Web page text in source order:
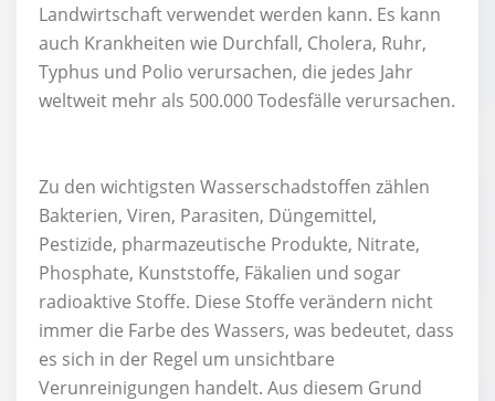
Landwirtschaft verwendet werden kann. Es kann
auch Krankheiten wie Durchfall, Cholera, Ruhr,
Typhus und Polio verursachen, die jedes Jahr
weltweit mehr als 500.000 Todesfälle verursachen.
Zu den wichtigsten Wasserschadstoffen zählen
Bakterien, Viren, Parasiten, Düngemittel,
Pestizide, pharmazeutische Produkte, Nitrate,
Phosphate, Kunststoffe, Fäkalien und sogar
radioaktive Stoffe. Diese Stoffe verändern nicht
immer die Farbe des Wassers, was bedeutet, dass
es sich in der Regel um unsichtbare
Verunreinigungen handelt. Aus diesem Grund